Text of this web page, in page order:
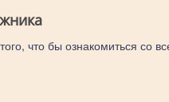
что бы ознакомиться со